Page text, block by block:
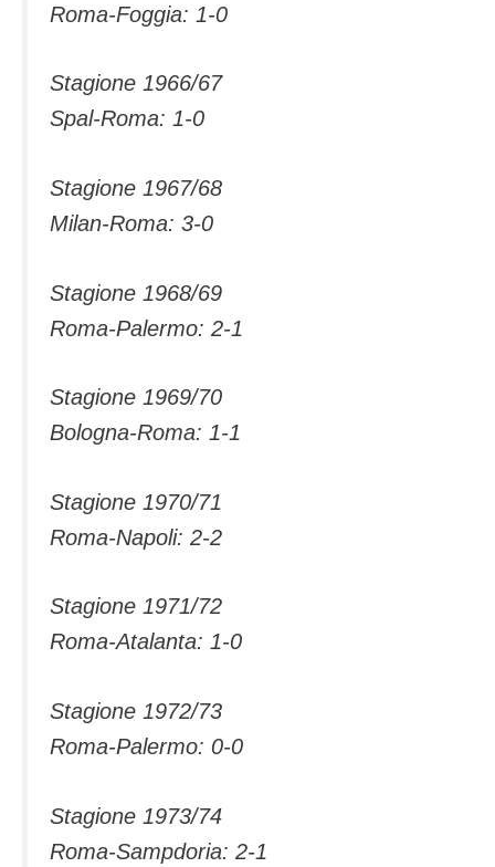
Roma-Foggia: 1-0
Stagione 1966/67
Spal-Roma: 1-0
Stagione 1967/68
Milan-Roma: 3-0
Stagione 1968/69
Roma-Palermo: 2-1
Stagione 1969/70
Bologna-Roma: 1-1
Stagione 1970/71
Roma-Napoli: 2-2
Stagione 1971/72
Roma-Atalanta: 1-0
Stagione 1972/73
Roma-Palermo: 0-0
Stagione 1973/74
Roma-Sampdoria: 2-1